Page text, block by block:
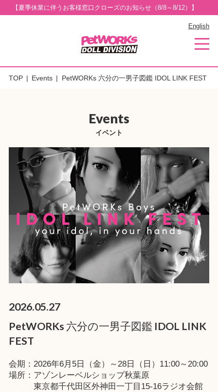
【夏季休業に伴うお客様窓口クローズのお知らせ（8/8～8/12）】
English
TOP Events PetWORKs 六分の一男子図鑑 IDOL LINK FEST
Events
イベント
2026.05.27
PetWORKs 六分の一男子図鑑 IDOL LINK
FEST
会期：2026年6月5日（金）～28日（日）11:00～20:00
場所：アゾンレーベルショップ秋葉原
東京都千代田区外神田一丁目15-16ラジオ会館